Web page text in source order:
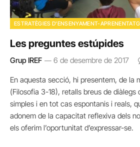
ESTRATÈGIES D'ENSENYAMENT-
Les preguntes estúpides
Grup IREF 6 de desembre de 2017
En aquesta secció, hi presentem, de la
(Filosofia 3-18), retalls breus de diàlegs
simples i en tot cas espontanis i reals,
adonem de la capacitat reflexiva dels
els oferim l’oportunitat d’expressar-se.